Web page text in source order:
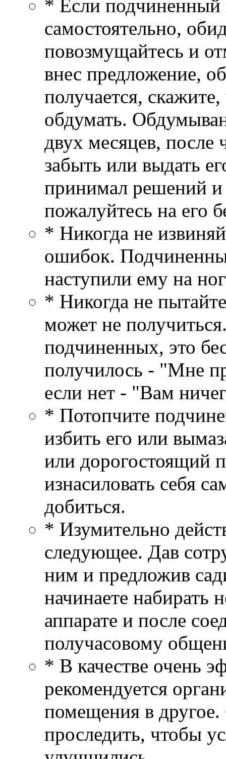
* Если подчиненный
самостоятельно,
повозмущайтесь и
внес предложение,
получается,
обдумать.
двух месяцев,
забыть или выдать
принимал решений
пожалуйтесь на его
* Никогда не
ошибок.
наступили ему на
* Никогда не
может не
подчиненных, это
получилось - "Мне
если нет - "Вам
* Потопчите
избить его или
или дорогостоящий
изнасиловать себя
добиться.
* Изумительно
следующее. Дав
ним и предложив
начинаете набирать
аппарате и после
получасовому
* В качестве очень
рекомендуется
помещения в
проследить, чтобы